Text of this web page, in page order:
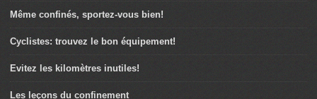
Même confinés, sportez-vous bien!
Cyclistes: trouvez le bon équipement!
Evitez les kilomètres inutiles!
Les leçons du confinement